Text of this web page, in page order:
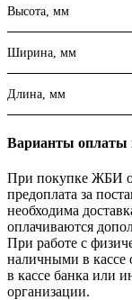
Высота, мм
Ширина, мм
Длина, мм
Варианты оплаты
При покупке ЖБИ
предоплата за
необходима
оплачиваются
При работе с
наличными в кассе
в кассе банка или
организации.